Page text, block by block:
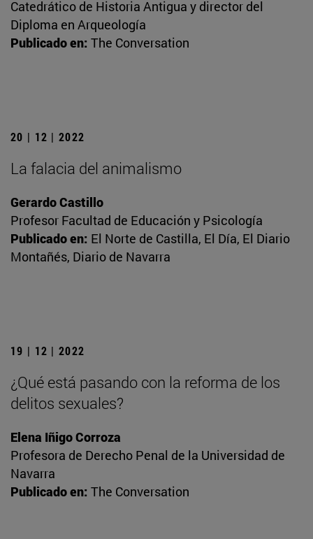
Catedrático de Historia Antigua y director del
Diploma en Arqueología
Publicado en: The Conversation
20 | 12 | 2022
La falacia del animalismo
Gerardo Castillo
Profesor Facultad de Educación y Psicología
Publicado en: El Norte de Castilla, El Día, El Diario
Montañés, Diario de Navarra
19 | 12 | 2022
¿Qué está pasando con la reforma de los
delitos sexuales?
Elena Iñigo Corroza
Profesora de Derecho Penal de la Universidad de
Navarra
Publicado en: The Conversation